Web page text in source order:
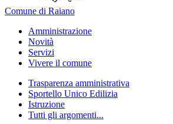
Comune di Raiano
Amministrazione
Novità
Servizi
Vivere il comune
Trasparenza amministrativa
Sportello Unico Edilizia
Istruzione
Tutti gli argomenti...